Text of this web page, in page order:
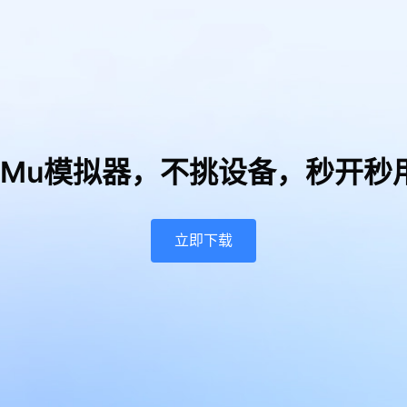
模拟器， 不挑设备，秒开秒
立即下载